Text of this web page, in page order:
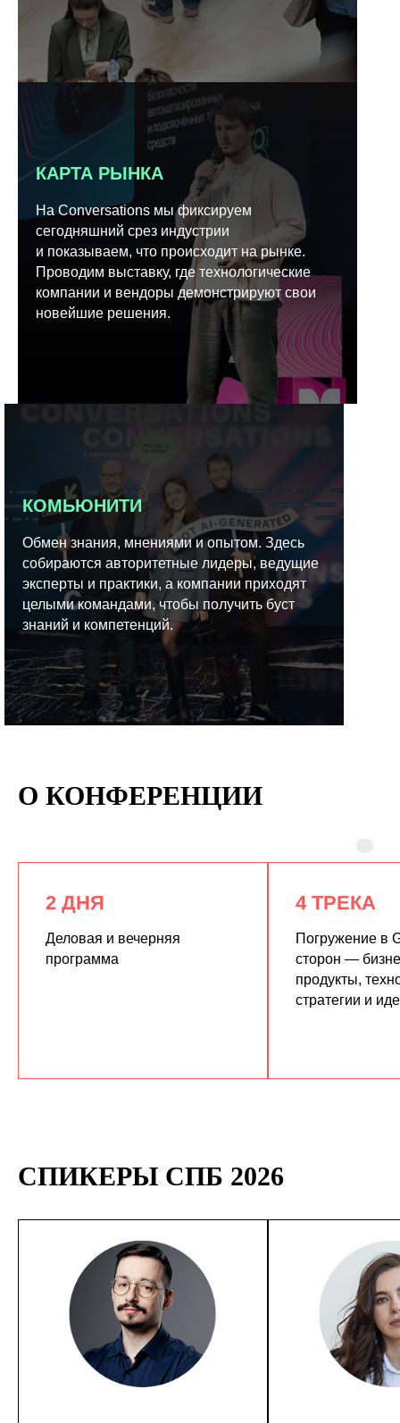
КАРТА РЫНКА
На Conversations мы фиксируем
сегодняшний срез индустрии
и показываем, что происходит на рынке.
Проводим выставку, где технологические
компании и вендоры демонстрируют свои
новейшие решения.
КОМЬЮНИТИ
Обмен знания, мнениями и опытом. Здесь
собираются авторитетные лидеры, ведущие
эксперты и практики, а компании приходят
целыми командами, чтобы получить буст
знаний и компетенций.
О КОНФЕРЕНЦИИ
2 ДНЯ
Деловая и вечерняя
программа
4 ТРЕКА
Погружение в
сторон —
продукты,
стратегии и
СПИКЕРЫ СПБ 2026
КУПИТЬ ЗАПИСИ